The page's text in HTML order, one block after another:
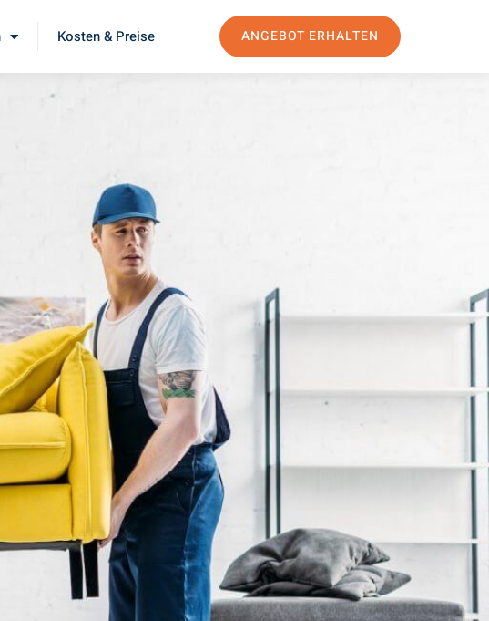
Kosten & Preise ANGEBOT ERHALTEN